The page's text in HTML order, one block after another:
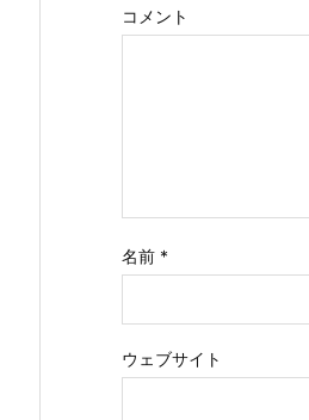
コメント
名前 *
ウェブサイト